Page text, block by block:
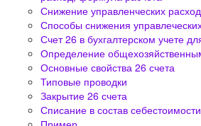
Снижение управленческих
Способы снижения
Счет 26 в бухгалтерском учете
Определение
Основные свойства 26 счета
Типовые проводки
Закрытие 26 счета
Списание в состав